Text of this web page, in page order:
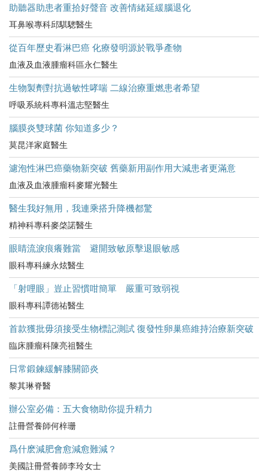
助聽器助患者重拾好聲音 改善情緒延緩腦退化
耳鼻喉專科邱騏驄醫生
從百年歷史看淋巴癌 化療發明源於戰爭產物
血液及血液腫瘤科區永仁醫生
生物製劑對抗過敏性哮喘 二線治療重燃患者希望
呼吸系統科專科溫志堅醫生
腦膜炎雙球菌 你知道多少？
莫昆洋家庭醫生
濾泡性淋巴癌藥物新突破 舊藥新用副作用大減患者更滿意
血液及血液腫瘤科麥耀光醫生
醫生我好無用，我連乘搭升降機都驚
精神科專科麥棨諾醫生
眼睛流淚痕癢難當 避開致敏原擊退眼敏感
眼科專科練永炫醫生
「射哩眼」豈止習慣咁簡單 嚴重可致弱視
眼科專科譚德祐醫生
首款獲批毋須接受生物標記測試 復發性卵巢癌維持治療新突破
臨床腫瘤科陳亮祖醫生
日常鍛鍊緩解膝關節炎
黎其琳脊醫
辦公室必備：五大食物助你提升精力
註冊營養師何梓珊
爲什麽減肥會愈減愈難減？
美國註冊營養師李玲女士